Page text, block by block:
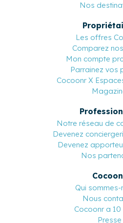
Nos
Les offres
Comparez
Mon compte
Parrainez vos
Cocoonr X
Notre réseau de
Devenez
Devenez
Nos
Qui sommes-
Nous
Cocoonr a 10
Presse